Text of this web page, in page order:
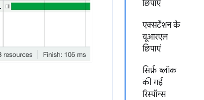
छिपाएं
एक्सटेंशन के
यूआरएल
छिपाएं
सिर्फ़ ब्लॉक
की गई
रिस्पॉन्स